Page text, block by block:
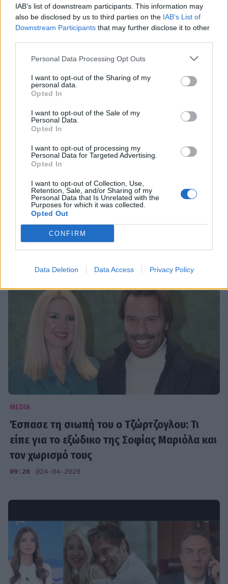
IAB’s list of downstream participants. This information may
also be disclosed by us to third parties on the IAB’s List of
Downstream Participants that may further disclose it to other
Personal Data Processing Opt Outs
I want to opt-out of the Sharing of my
personal data.
Opted In
I want to opt-out of the Sale of my
Personal Data.
Opted In
I want to opt-out of processing my
Personal Data for Targeted Advertising.
Opted In
I want to opt-out of Collection, Use,
Retention, Sale, and/or Sharing of my
Personal Data that Is Unrelated with the
Purposes for which it was collected.
Opted Out
CONFIRM
Data Deletion Data Access Privacy Policy
09:25 @27-04-2026
Μικρούτσικος κατά Πρωινού για
Τζώρτζογλου: «Ό,τι χειρότερο αυτό που του
έκαναν, ντρέπομαι»
@24-04-2026
MEDIA
Έσπασε τη σιωπή του ο Τζώρτζογλου: Τι
είπε για το εξώδικο της Σοφίας Μαριόλα και
τον χωρισμό τους
09:20 @24-04-2026